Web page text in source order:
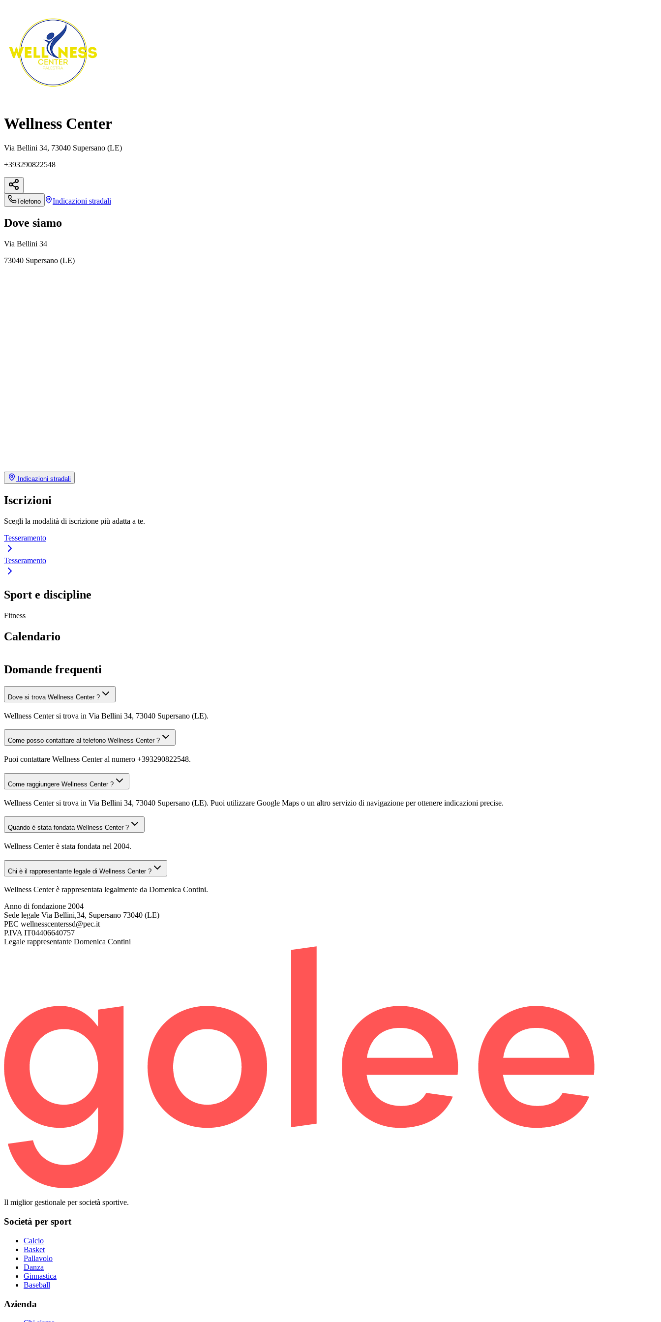
Wellness Center
Via Bellini 34, 73040 Supersano (LE)
+393290822548
Telefono Indicazioni stradali
Dove siamo
Via Bellini 34
73040 Supersano (LE)
Indicazioni stradali
Iscrizioni
Scegli la modalità di iscrizione più adatta a te.
Tesseramento
Tesseramento
Sport e discipline
Fitness
Calendario
Domande frequenti
Dove si trova Wellness Center ?
Wellness Center si trova in Via Bellini 34, 73040 Supersano (LE).
Come posso contattare al telefono Wellness Center ?
Puoi contattare Wellness Center al numero +393290822548.
Come raggiungere Wellness Center ?
Wellness Center si trova in Via Bellini 34, 73040 Supersano (LE). Puoi utilizzare Google Maps o un altro servizio di navigazione per ottenere indicazioni precise.
Quando è stata fondata Wellness Center ?
Wellness Center è stata fondata nel 2004.
Chi è il rappresentante legale di Wellness Center ?
Wellness Center è rappresentata legalmente da Domenica Contini.
Anno di fondazione 2004
Sede legale Via Bellini,34, Supersano 73040 (LE)
PEC wellnesscenterssd@pec.it
P.IVA IT04406640757
Legale rappresentante Domenica Contini
Il miglior gestionale per società sportive.
Società per sport
Calcio
Basket
Pallavolo
Danza
Ginnastica
Baseball
Azienda